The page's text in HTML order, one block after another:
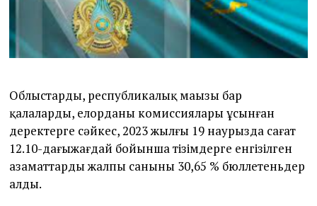
Облыстардың, республикалық маңызы бар
қалалардың, елорданың комиссиялары ұсынған
деректерге сәйкес, 2023 жылғы 19 наурызда сағат
12.10-дағыжағдай бойынша тізімдерге енгізілген
азаматтардың жалпы санының 30,65 % бюллетеньдер
алды.